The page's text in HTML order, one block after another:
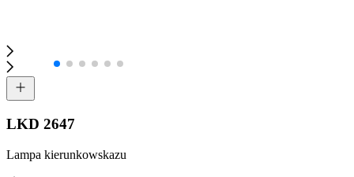
LKD 2647
Lampa kierunkowskazu